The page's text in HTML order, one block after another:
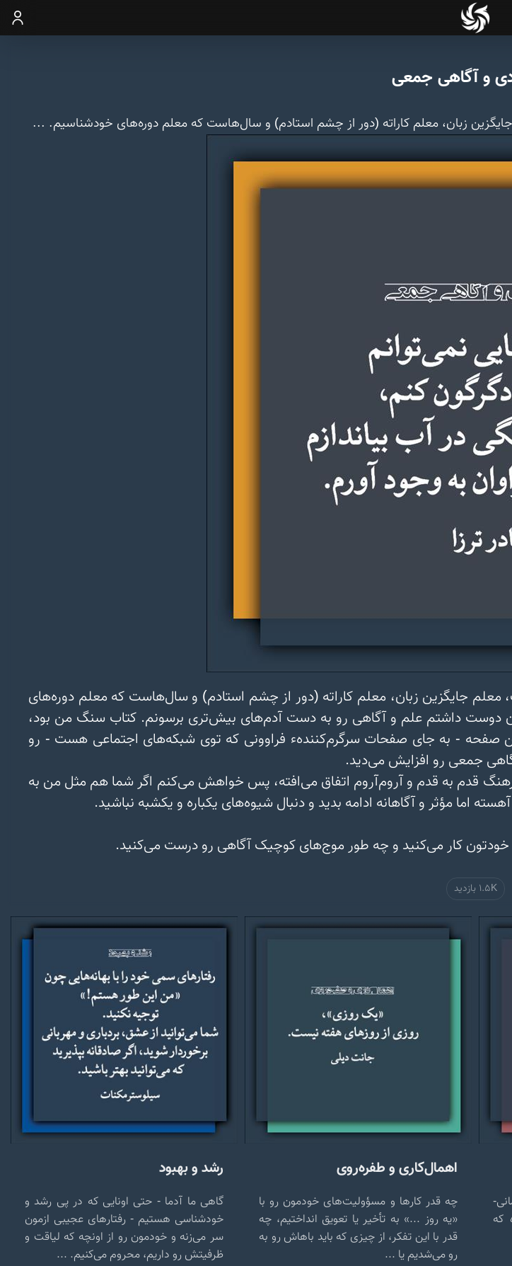
ورود
و آگاهی جمعی
زبان، معلم کاراته (دور از چشم استادم) و سال‌هاست که معلم دوره‌های خودشناسیم. ...
1.5K بازدید
که
اهمال‌کاری و طفره‌روی
چه قدر کارها و مسؤولیت‌های خودمون رو با
«یه روز ...» به تأخیر یا تعویق انداختیم، چه
قدر با این تفکر، از چیزی که باید باهاش رو به
رو می‌شدیم یا ...
رشد و بهبود
گاهی ما آدما - حتی اونایی که در پی رشد و
خودشناسی هستیم - رفتارهای عجیبی ازمون
سر می‌زنه و خودمون رو از اونچه که لیاقت و
ظرفیتش رو داریم، محروم می‌کنیم. ...